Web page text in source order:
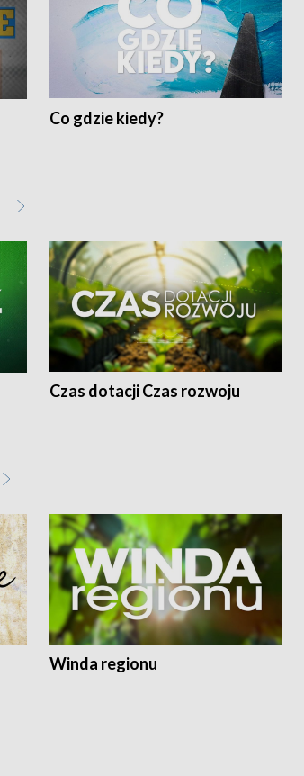
Co gdzie kiedy?
Czas dotacji Czas rozwoju
Winda regionu